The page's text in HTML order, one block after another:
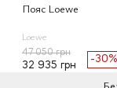
Пояс Loewe
Loewe
47 050 грн
32 935 грн
-30%